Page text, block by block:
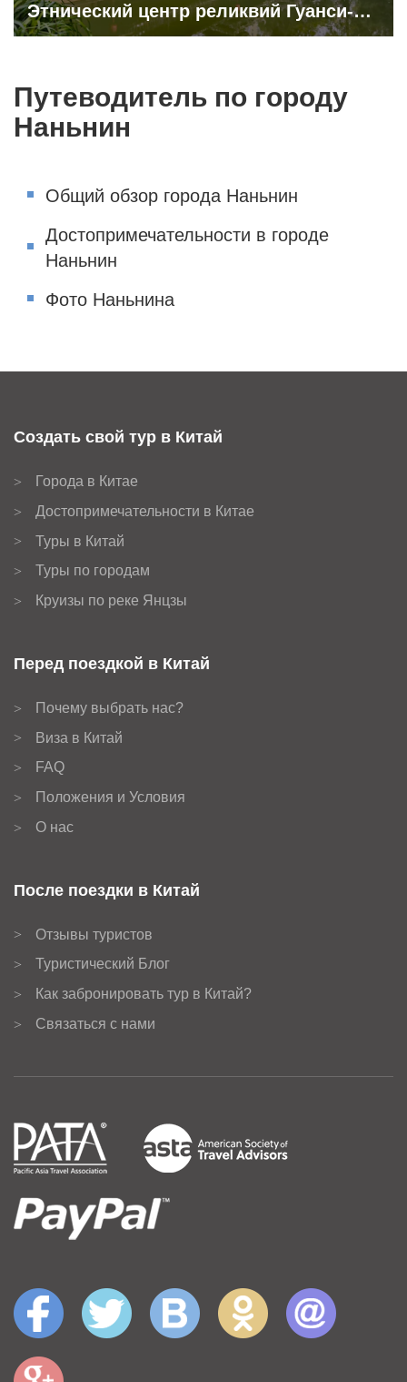
Этнический центр реликвий Гуанси-Чжуанского автономного района
Путеводитель по городу
Наньнин
Общий обзор города Наньнин
Достопримечательности в городе
Наньнин
Фото Наньнина
Создать свой тур в Китай
>
Города в Китае
>
Достопримечательности в Китае
>
Туры в Китай
>
Туры по городам
>
Круизы по реке Янцзы
Перед поездкой в Китай
>
Почему выбрать нас?
>
Виза в Китай
>
FAQ
>
Положения и Условия
>
О нас
После поездки в Китай
>
Отзывы туристов
>
Туристический Блог
>
Как забронировать тур в Китай?
>
Связаться с нами